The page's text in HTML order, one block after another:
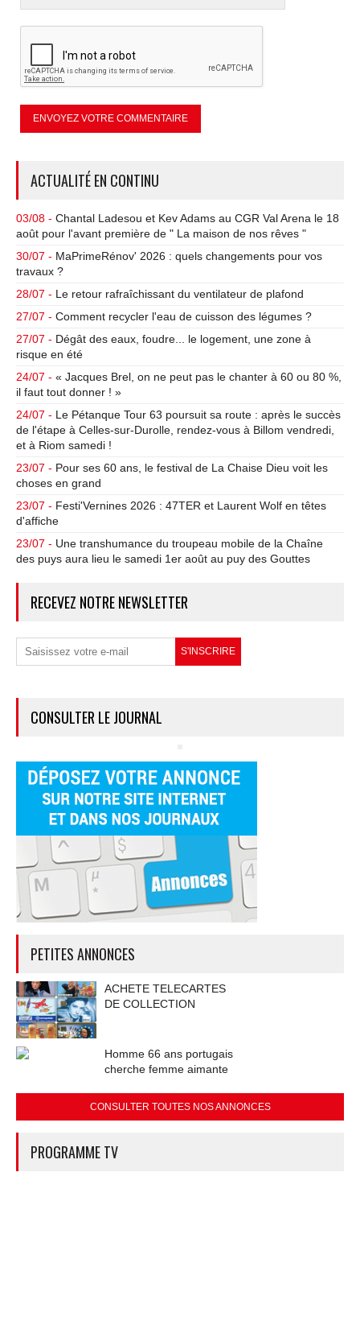
ACTUALITÉ EN CONTINU
03/08 - Chantal Ladesou et Kev Adams au CGR Val Arena le 18
août pour l'avant première de " La maison de nos rêves "
30/07 - MaPrimeRénov' 2026 : quels changements pour vos
travaux ?
28/07 - Le retour rafraîchissant du ventilateur de plafond
27/07 - Comment recycler l'eau de cuisson des légumes ?
27/07 - Dégât des eaux, foudre... le logement, une zone à
risque en été
24/07 - « Jacques Brel, on ne peut pas le chanter à 60 ou 80 %,
il faut tout donner ! »
24/07 - Le Pétanque Tour 63 poursuit sa route : après le succès
de l'étape à Celles-sur-Durolle, rendez-vous à Billom vendredi,
et à Riom samedi !
23/07 - Pour ses 60 ans, le festival de La Chaise Dieu voit les
choses en grand
23/07 - Festi'Vernines 2026 : 47TER et Laurent Wolf en têtes
d'affiche
23/07 - Une transhumance du troupeau mobile de la Chaîne
des puys aura lieu le samedi 1er août au puy des Gouttes
RECEVEZ NOTRE NEWSLETTER
CONSULTER LE JOURNAL
PETITES ANNONCES
ACHETE TELECARTES
DE COLLECTION
Homme 66 ans portugais
cherche femme aimante
CONSULTER TOUTES NOS ANNONCES
PROGRAMME TV